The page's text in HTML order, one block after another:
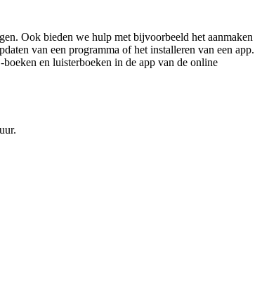
Ook bieden we hulp met bijvoorbeeld het aanmaken
van een programma of het installeren van een app.
en luisterboeken in de app van de online